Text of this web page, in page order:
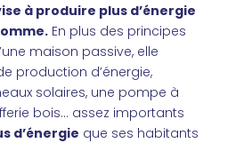
à produire plus d’énergie
En plus des principes
maison passive, elle
production d’énergie,
solaires, une pompe à
bois… assez importants
d’énergie que ses habitants